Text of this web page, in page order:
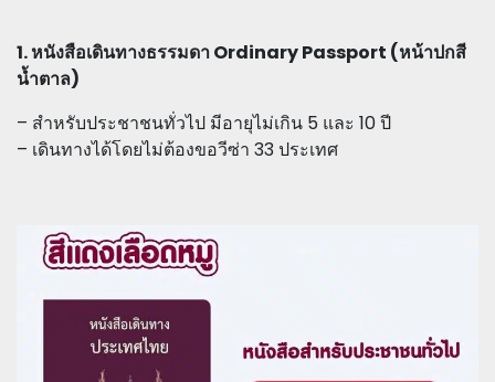
1. หนังสือเดินทางธรรมดา Ordinary Passport (หน้าปกสี
น้ำตาล)
– สำหรับประชาชนทั่วไป มีอายุไม่เกิน 5 และ 10 ปี
– เดินทางได้โดยไม่ต้องขอวีซ่า 33 ประเทศ